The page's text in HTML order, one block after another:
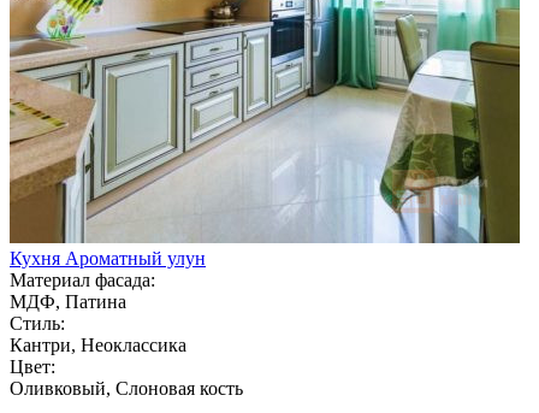
Кухня Ароматный улун
Материал фасада:
МДФ, Патина
Стиль:
Кантри, Неоклассика
Цвет:
Оливковый, Слоновая кость